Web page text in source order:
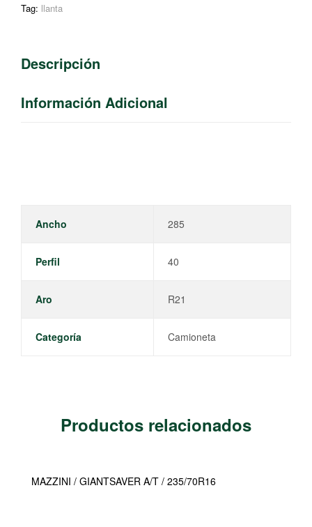
Tag: llanta
Descripción
Información Adicional
Ancho 285
Perfil 40
Aro R21
Categoría Camioneta
Productos relacionados
MAZZINI / GIANTSAVER A/T / 235/70R16